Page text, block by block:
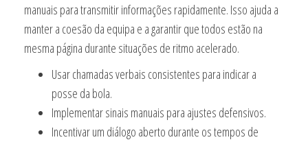
manuais para transmitir informações rapidamente. Isso ajuda a
manter a coesão da equipa e a garantir que todos estão na
mesma página durante situações de ritmo acelerado.
Usar chamadas verbais consistentes para indicar a
posse da bola.
Implementar sinais manuais para ajustes defensivos.
Incentivar um diálogo aberto durante os tempos de